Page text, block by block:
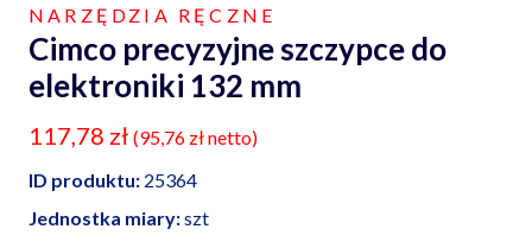
NARZĘDZIA RĘCZNE
Cimco precyzyjne szczypce do
elektroniki 132 mm
117,78 zł (95,76 złnetto)
ID produktu: 25364
Jednostka miary:szt